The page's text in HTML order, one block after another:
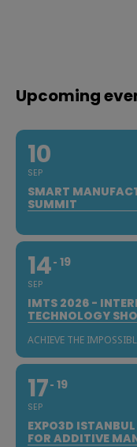
Upcoming
10
SEP
SMART
SUMMIT
14
SEP
19
IMTS 2026 -
TECHNOLOGY
ACHIEVE THE
17
SEP
19
EXPO3D
FOR ADDITIVE